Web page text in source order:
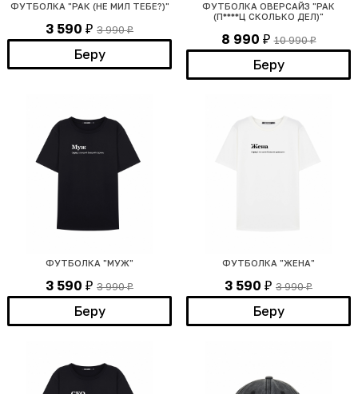
ФУТБОЛКА "РАК (НЕ МИЛ ТЕБЕ?)"
3 590 ₽ 3 990₽
Беру
ФУТБОЛКА ОВЕРСАЙЗ "РАК
(П****Ц СКОЛЬКО ДЕЛ)"
8 990 ₽ 10 990₽
Беру
ФУТБОЛКА "МУЖ"
3 590 ₽ 3 990₽
Беру
ФУТБОЛКА "ЖЕНА"
3 590 ₽ 3 990₽
Беру